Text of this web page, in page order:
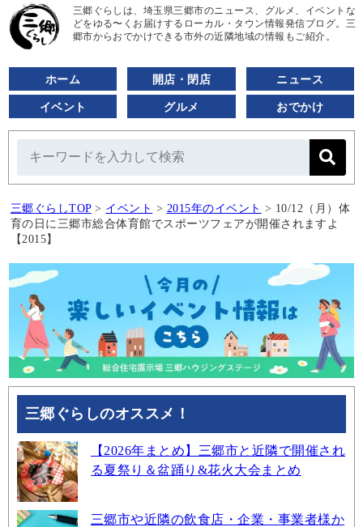
三郷ぐらしは、埼玉県三郷市のニュース、グルメ、イベントな
どをゆる〜くお届けするローカル・タウン情報発信ブログ。三
郷市からおでかけできる市外の近隣地域の情報もご紹介。
ホーム 開店・閉店 ニュース
イベント グルメ おでかけ
三郷ぐらしTOP > イベント > 2015年のイベント > 10/12（月）体
育の日に三郷市総合体育館でスポーツフェアが開催されますよ
【2015】
三郷ぐらしのオススメ！
【2026年まとめ】三郷市と近隣で開催され
る夏祭り＆盆踊り&花火大会まとめ
三郷市や近隣の飲食店・企業・事業者様か